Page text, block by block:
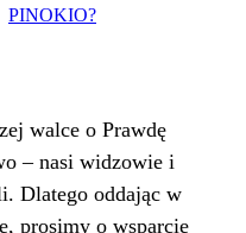
PINOKIO?
walce o Prawdę
– nasi widzowie i
Dlatego oddając w
prosimy o wsparcie